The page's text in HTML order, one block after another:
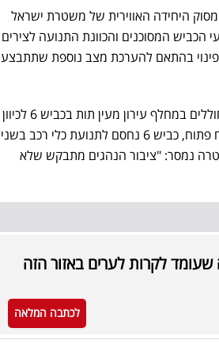
היחידה האווירית של משטרת ישראל
המסוכנים והכוונת התנועה לצירים
בהתאם להערכת מצב נוספת שתתבצע
כמו כן, אגף התנועה של המשטרה מסר כי עומסי תנועה כבדים מתחוללים במחלף עירון מעין תות בכביש 6 לכיוון
בעקבות שריפה בשטח פתוח, כביש 6 נחסם לתנועת כלי רכב בשני
נמסר: "ציבור הנהגים מתבקש שלא
לכתבה המלאה